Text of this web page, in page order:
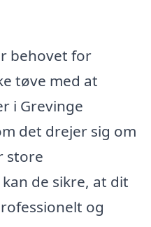
behovet for
tøve med at
i Grevinge
det drejer sig om
store
de sikre, at dit
og